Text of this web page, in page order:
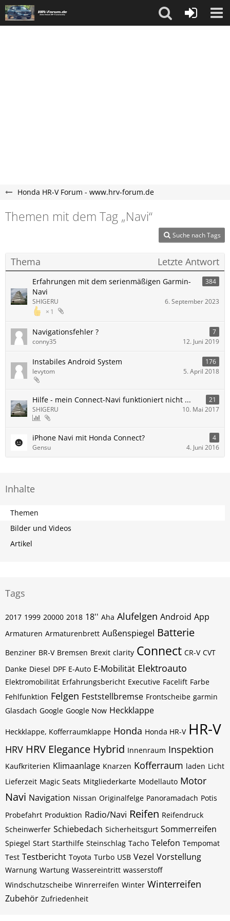
Honda HR-V Forum - www.hrv-forum.de
Themen mit dem Tag „Navi“
Suche nach Tags
Thema Letzte Antwort
Erfahrungen mit dem serienmäßigen Garmin-
Navi
384
1
SHIGERU 6. September 2023
Navigationsfehler ?
7
conny35
12. Juni 2019
Instabiles Android System
176
levytom
5. April 2018
Hilfe - mein Connect-Navi funktioniert nicht ...
21
SHIGERU
10. Mai 2017
iPhone Navi mit Honda Connect?
4
Gensu
4. Juni 2016
Inhalte
Themen
Bilder und Videos
Artikel
Tags
2017 1999 20000 2018 18'' Aha Alufelgen Android App
Armaturen Armaturenbrett Außenspiegel Batterie
Benziner BR-V Bremsen Brexit clarity Connect CR-V CVT
Danke Diesel DPF E-Auto E-Mobilität Elektroauto
Elektromobilität Erfahrungsbericht Executive Facelift Farbe
Fehlfunktion Felgen Feststellbremse Frontscheibe garmin
Glasdach Google Google Now Heckklappe
Heckklappe, Kofferraumklappe Honda Honda HR-V HR-V
HRV HRV Elegance Hybrid Innenraum Inspektion
Kaufkriterien Klimaanlage Knarzen Kofferraum laden Licht
Lieferzeit Magic Seats Mitgliederkarte Modellauto Motor
Navi Navigation Nissan Originalfelge Panoramadach Potis
Probefahrt Produktion Radio/Navi Reifen Reifendruck
Scheinwerfer Schiebedach Sicherheitsgurt Sommerreifen
Spiegel Start Starthilfe Steinschlag Tacho Telefon Tempomat
Test Testbericht Toyota Turbo USB Vezel Vorstellung
Warnung Wartung Wassereintritt wasserstoff
Windschutzscheibe Winrerreifen Winter Winterreifen
Zubehör Zufriedenheit